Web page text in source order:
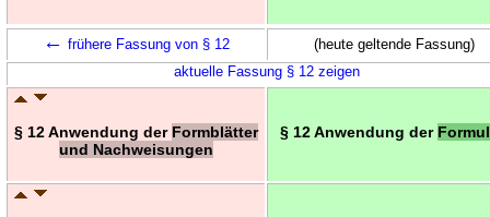
← frühere Fassung von § 12
(heute geltende Fassung)
aktuelle Fassung § 12 zeigen
§ 12 Anwendung der Formblätter
und Nachweisungen
§ 12 Anwendung der